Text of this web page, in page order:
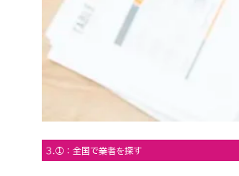
3.①：全国で業者を探す